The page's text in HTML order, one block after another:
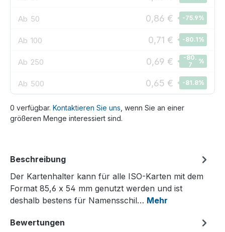
Ab 50 0,86 € -75.9%
Ab 100 0,71 € -80.1%
Ab 250 0,69 €
-80.
7
%
Ab 500 0,65 € -81.8%
0 verfügbar. Kontaktieren Sie uns , wenn Sie an einer
größeren Menge interessiert sind.
Beschreibung
Der Kartenhalter kann für alle ISO-Karten mit dem
Format 85,6 x 54 mm genutzt werden und ist
deshalb bestens für Namensschil… Mehr
Bewertungen